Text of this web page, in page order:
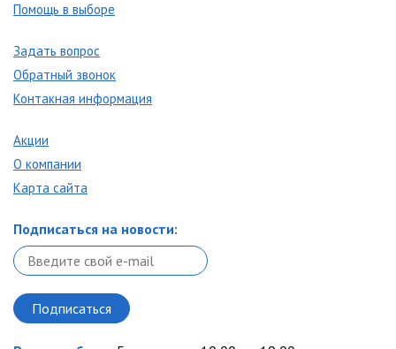
Помощь в выборе
Задать вопрос
Обратный звонок
Контакная информация
Акции
О компании
Карта сайта
Подписаться на новости: